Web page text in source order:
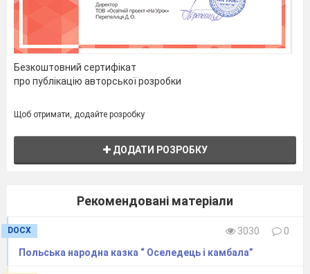
Безкоштовний сертифікат
про публікацію авторської розробки
Щоб отримати, додайте розробку
ДОДАТИ РОЗРОБКУ
Рекомендовані матеріали
DOCX 3030
0
Польська народна казка “ Оселедець і камбала”